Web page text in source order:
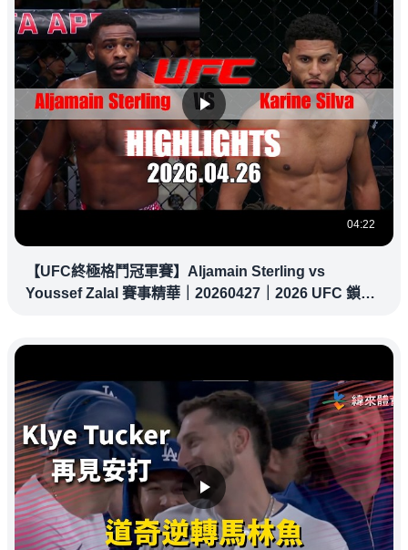
04:22
【UFC終極格鬥冠軍賽】Aljamain Sterling vs
Youssef Zalal 賽事精華｜20260427｜2026 UFC 鎖定